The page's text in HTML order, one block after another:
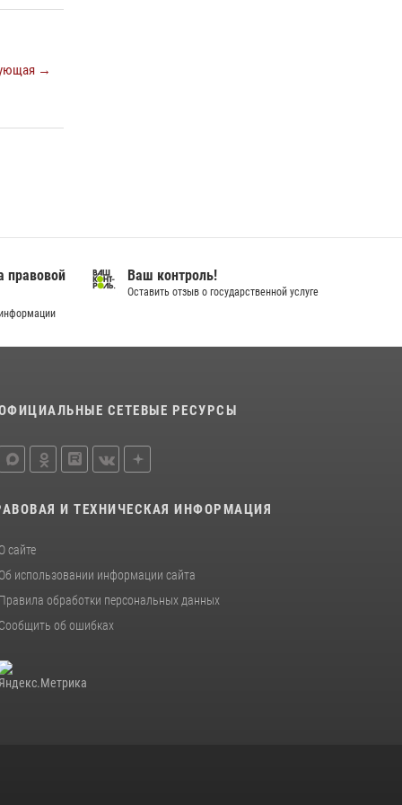
→
правовой
Ваш контроль!
Оставить отзыв о государственной услуге
СЕТЕВЫЕ РЕСУРСЫ
И ТЕХНИЧЕСКАЯ ИНФОРМАЦИЯ
О сайте
Об использовании информации сайта
Правила обработки персональных данных
Сообщить об ошибках